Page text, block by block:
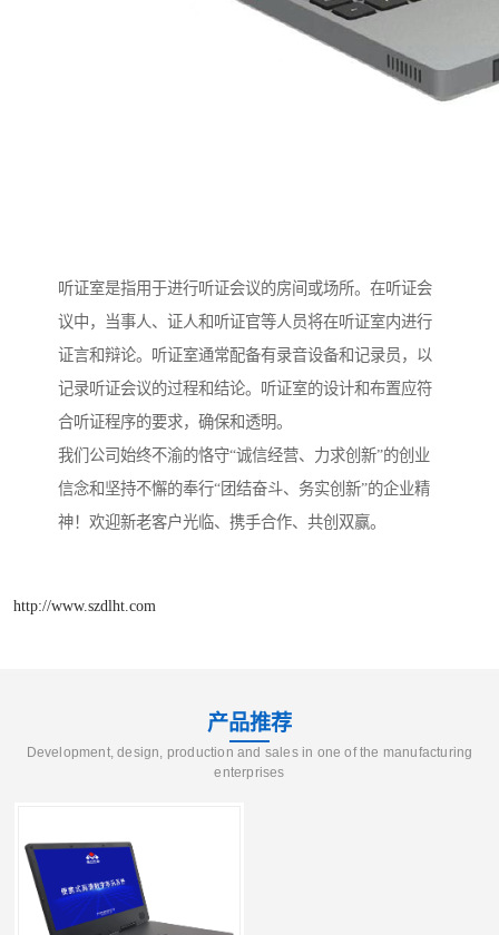
听证室是指用于进行听证会议的房间或场所。在听证会
议中，当事人、证人和听证官等人员将在听证室内进行
证言和辩论。听证室通常配备有录音设备和记录员，以
记录听证会议的过程和结论。听证室的设计和布置应符
合听证程序的要求，确保和透明。
我们公司始终不渝的恪守“诚信经营、力求创新”的创业
信念和坚持不懈的奉行“团结奋斗、务实创新”的企业精
神！欢迎新老客户光临、携手合作、共创双赢。
http://www.szdlht.com
产品推荐
Development, design, production and sales in one of the manufacturing
enterprises